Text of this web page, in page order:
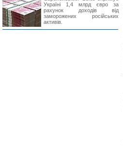
Україні 1,4 млрд євро за
рахунок доходів від
заморожених російських
активів.